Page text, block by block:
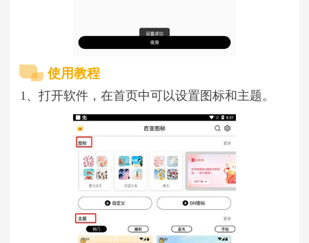
使用教程
1、打开软件，在首页中可以设置图标和主题。